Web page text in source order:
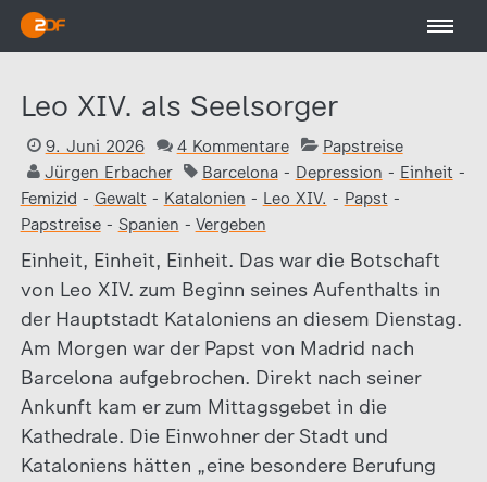
Leo XIV. als Seelsorger
9. Juni 2026 4 Kommentare
Papstreise
Jürgen Erbacher
Barcelona- Depression - Einheit -
Femizid - Gewalt - Katalonien - Leo XIV. - Papst -
Papstreise- Spanien - Vergeben
Einheit, Einheit, Einheit. Das war die Botschaft
von Leo XIV. zum Beginn seines Aufenthalts in
der Hauptstadt Kataloniens an diesem Dienstag.
Am Morgen war der Papst von Madrid nach
Barcelona aufgebrochen. Direkt nach seiner
Ankunft kam er zum Mittagsgebet in die
Kathedrale. Die Einwohner der Stadt und
Kataloniens hätten „eine besondere Berufung